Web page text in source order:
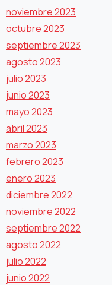
noviembre 2023
octubre 2023
septiembre 2023
agosto 2023
julio 2023
junio 2023
mayo 2023
abril 2023
marzo 2023
febrero 2023
enero 2023
diciembre 2022
noviembre 2022
septiembre 2022
agosto 2022
julio 2022
junio 2022